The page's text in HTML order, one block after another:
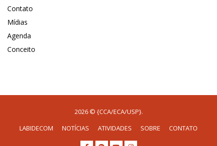
Contato
Mídias
Agenda
Conceito
2026 © {CCA/ECA/USP}.
LABIDECOM
NOTÍCIAS ATIVIDADES SOBRE CONTATO